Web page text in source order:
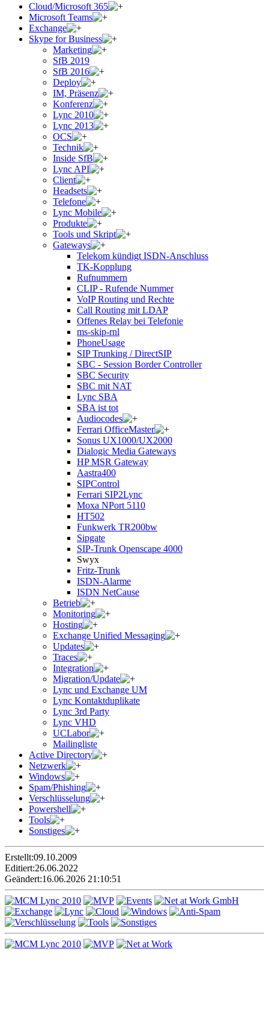
Cloud/Microsoft 365
Microsoft Teams
Exchange
Skype for Business
Marketing
SfB 2019
SfB 2016
Deploy
IM, Präsenz
Konferenz
Lync 2010
Lync 2013
OCS
Technik
Inside SfB
Lync API
Client
Headsets
Telefone
Lync Mobile
Produkte
Tools und Skript
Gateways
Telekom kündigt ISDN-Anschluss
TK-Kopplung
Rufnummern
CLIP - Rufende Nummer
VoIP Routing und Rechte
Call Routing mit LDAP
Offenes Relay bei Telefonie
ms-skip-rnl
PhoneUsage
SIP Trunking / DirectSIP
SBC - Session Border Controller
SBC Security
SBC mit NAT
Lync SBA
SBA ist tot
Audiocodes
Ferrari OfficeMaster
Sonus UX1000/UX2000
Dialogic Media Gateways
HP MSR Gateway
Aastra400
SIPControl
Ferrari SIP2Lync
Moxa NPort 5110
HT502
Funkwerk TR200bw
Sipgate
SIP-Trunk Openscape 4000
Swyx
Fritz-Trunk
ISDN-Alarme
ISDN NetCause
Betrieb
Monitoring
Hosting
Exchange Unified Messaging
Updates
Traces
Integration
Migration/Update
Lync und Exchange UM
Lync Kontaktduplikate
Lync 3rd Party
Lync VHD
UCLabor
Mailingliste
Active Directory
Netzwerk
Windows
Spam/Phishing
Verschlüsselung
Powershell
Tools
Sonstiges
Erstellt:09.10.2009
Editiert:26.06.2022
Geändert:16.06.2026 21:10:51